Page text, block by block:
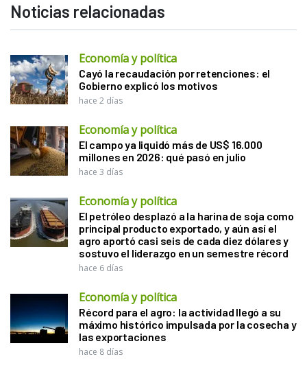
Noticias relacionadas
Economía y política
Cayó la recaudación por retenciones: el
Gobierno explicó los motivos
hace 2 días
Economía y política
El campo ya liquidó más de US$ 16.000
millones en 2026: qué pasó en julio
hace 3 días
Economía y política
El petróleo desplazó a la harina de soja como
principal producto exportado, y aún así el
agro aportó casi seis de cada diez dólares y
sostuvo el liderazgo en un semestre récord
hace 6 días
Economía y política
Récord para el agro: la actividad llegó a su
máximo histórico impulsada por la cosecha y
las exportaciones
hace 8 días